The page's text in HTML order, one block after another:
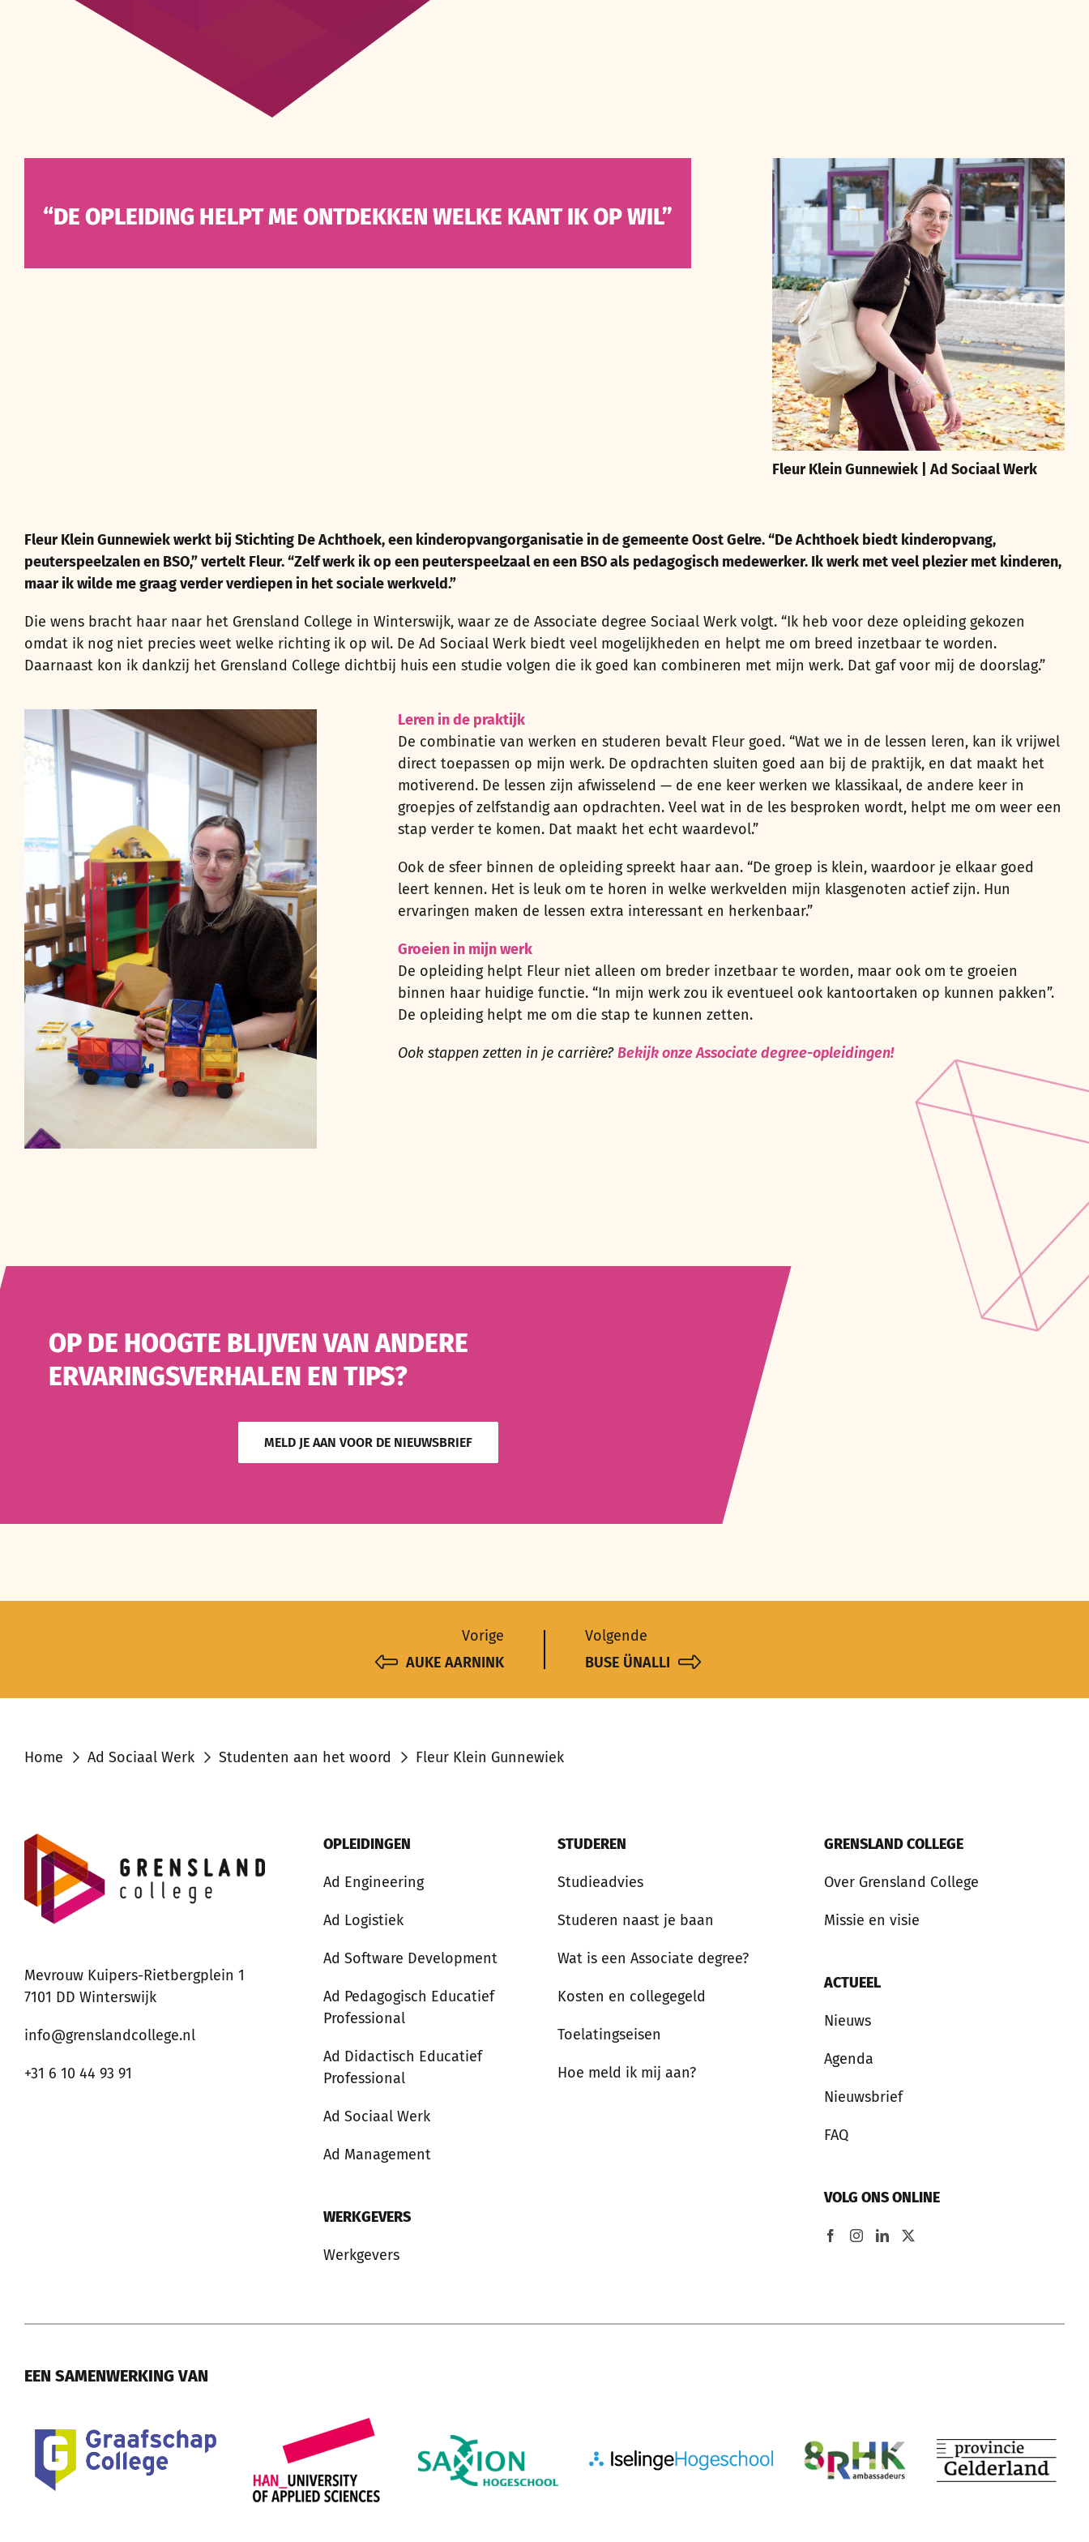
“DE OPLEIDING HELPT ME ONTDEKKEN WELKE KANT IK OP WIL”
Fleur Klein Gunnewiek | Ad Sociaal Werk
Fleur Klein Gunnewiek werkt bij Stichting De Achthoek, een kinderopvangorganisatie in de gemeente Oost Gelre. “De Achthoek biedt kinderopvang,
peuterspeelzalen en BSO,” vertelt Fleur. “Zelf werk ik op een peuterspeelzaal en een BSO als pedagogisch medewerker. Ik werk met veel plezier met kinderen,
maar ik wilde me graag verder verdiepen in het sociale werkveld.”
Die wens bracht haar naar het Grensland College in Winterswijk, waar ze de Associate degree Sociaal Werk volgt. “Ik heb voor deze opleiding gekozen
omdat ik nog niet precies weet welke richting ik op wil. De Ad Sociaal Werk biedt veel mogelijkheden en helpt me om breed inzetbaar te worden.
Daarnaast kon ik dankzij het Grensland College dichtbij huis een studie volgen die ik goed kan combineren met mijn werk. Dat gaf voor mij de doorslag.”
Leren in de praktijk
De combinatie van werken en studeren bevalt Fleur goed. “Wat we in de lessen leren, kan ik vrijwel
direct toepassen op mijn werk. De opdrachten sluiten goed aan bij de praktijk, en dat maakt het
motiverend. De lessen zijn afwisselend — de ene keer werken we klassikaal, de andere keer in
groepjes of zelfstandig aan opdrachten. Veel wat in de les besproken wordt, helpt me om weer een
stap verder te komen. Dat maakt het echt waardevol.”
Ook de sfeer binnen de opleiding spreekt haar aan. “De groep is klein, waardoor je elkaar goed
leert kennen. Het is leuk om te horen in welke werkvelden mijn klasgenoten actief zijn. Hun
ervaringen maken de lessen extra interessant en herkenbaar.”
Groeien in mijn werk
De opleiding helpt Fleur niet alleen om breder inzetbaar te worden, maar ook om te groeien
binnen haar huidige functie. “In mijn werk zou ik eventueel ook kantoortaken op kunnen pakken”.
De opleiding helpt me om die stap te kunnen zetten.
Ook stappen zetten in je carrière?Bekijk onze Associate degree-opleidingen!
OP DE HOOGTE BLIJVEN VAN ANDERE
ERVARINGSVERHALEN EN TIPS?
MELD JE AAN VOOR DE NIEUWSBRIEF
Vorige
AUKE AARNINK
Volgende
BUSE ÜNALLI
Home Ad Sociaal Werk Studenten aan het woord Fleur Klein Gunnewiek
Mevrouw Kuipers-Rietbergplein 1
7101 DD Winterswijk
info@grenslandcollege.nl
+31 6 10 44 93 91
OPLEIDINGEN
Ad Engineering
Ad Logistiek
Ad Software Development
Ad Pedagogisch Educatief
Professional
Ad Didactisch Educatief
Professional
Ad Sociaal Werk
Ad Management
WERKGEVERS
Werkgevers
STUDEREN
Studieadvies
Studeren naast je baan
Wat is een Associate degree?
Kosten en collegegeld
Toelatingseisen
Hoe meld ik mij aan?
GRENSLAND COLLEGE
Over Grensland College
Missie en visie
ACTUEEL
Nieuws
Agenda
Nieuwsbrief
FAQ
VOLG ONS ONLINE
EEN SAMENWERKING VAN